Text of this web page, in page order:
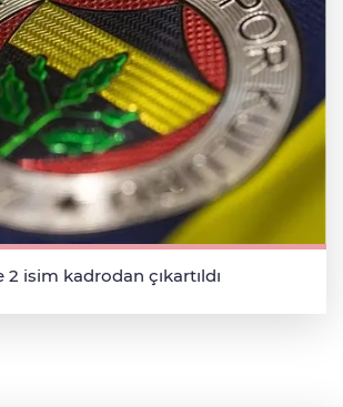
2 isim kadrodan çıkartıldı